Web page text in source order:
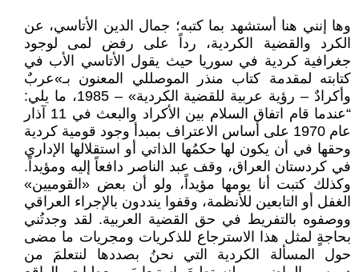
وها إنني هنا أستشهد بما كتبه؛ جمال الدين الأتاسي، عن
الكرد والقضية الكردية، رداً على رفض لمى لوجود
جغرافية كردية في سوريا حيث يقول الأتاسي الأب في
كتابته لمقدمة كتاب منذر الموصللي المعنون بـ»عربٌ
وأكرادٌ – رؤية عربية للقضية الكردية» – 1985، ما يلي:
“عندما قام اتفاق السلام بين الأكراد والبعث في 11 آذار
عام 1970 على أساس الاعتراف بمبدأ وجود قومية كردية
وحقها في أن يكون لها حكمُها الذاتي أو استقلالها الإداري
في كردستان العراق، وقف عبد الناصر دافعاً إليه ومؤيداً.
وكذلك كتبت أنا يومها مؤيداً، ولو أن بعض «القوميين»
الغفل أو التابعين للأنظمة، وقفوا ينددون بالإجراء العراقي
ووصفوه بالتفريط في حق القضية العربية. لقد وجدتُني
بحاجةٍ لمثل هذا الاسترجاع للذكريات ومجريات ما مضى
حول المسألة الكردية التي نحنُ بصددها لنتعلمَ من